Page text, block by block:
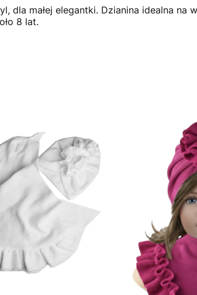
dla małej elegantki. Dzianina idealna na
8 lat.